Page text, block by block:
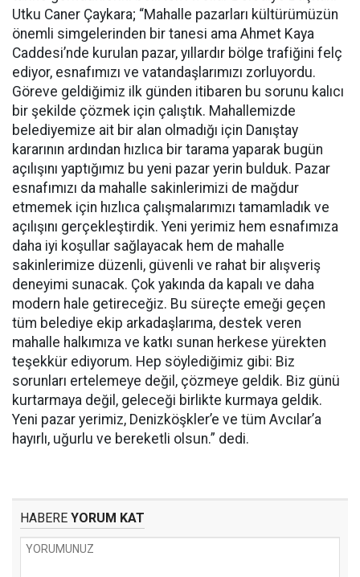
Utku Caner Çaykara; “Mahalle pazarları kültürümüzün
önemli simgelerinden bir tanesi ama Ahmet Kaya
Caddesi’nde kurulan pazar, yıllardır bölge trafiğini felç
ediyor, esnafımızı ve vatandaşlarımızı zorluyordu.
Göreve geldiğimiz ilk günden itibaren bu sorunu kalıcı
bir şekilde çözmek için çalıştık. Mahallemizde
belediyemize ait bir alan olmadığı için Danıştay
kararının ardından hızlıca bir tarama yaparak bugün
açılışını yaptığımız bu yeni pazar yerin bulduk. Pazar
esnafımızı da mahalle sakinlerimizi de mağdur
etmemek için hızlıca çalışmalarımızı tamamladık ve
açılışını gerçekleştirdik. Yeni yerimiz hem esnafımıza
daha iyi koşullar sağlayacak hem de mahalle
sakinlerimize düzenli, güvenli ve rahat bir alışveriş
deneyimi sunacak. Çok yakında da kapalı ve daha
modern hale getireceğiz. Bu süreçte emeği geçen
tüm belediye ekip arkadaşlarıma, destek veren
mahalle halkımıza ve katkı sunan herkese yürekten
teşekkür ediyorum. Hep söylediğimiz gibi: Biz
sorunları ertelemeye değil, çözmeye geldik. Biz günü
kurtarmaya değil, geleceği birlikte kurmaya geldik.
Yeni pazar yerimiz, Denizköşkler’e ve tüm Avcılar’a
hayırlı, uğurlu ve bereketli olsun.” dedi.
HABERE YORUM KAT